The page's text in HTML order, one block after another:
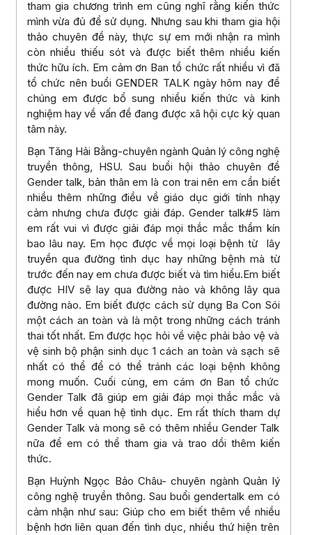
tham gia chương trình em cũng nghĩ rằng kiến thức
mình vừa đủ để sử dụng. Nhưng sau khi tham gia hội
thảo chuyên đề này, thực sự em mới nhận ra mình
còn nhiều thiếu sót và được biết thêm nhiều kiến
thức hữu ích. Em cảm ơn Ban tổ chức rất nhiều vì đã
tổ chức nên buổi GENDER TALK ngày hôm nay để
chúng em được bổ sung nhiều kiến thức và kinh
nghiệm hay về vấn đề đang được xã hội cực kỳ quan
tâm này.
Bạn Tăng Hải Bằng-chuyên ngành Quản lý công nghệ
truyền thông, HSU. Sau buổi hội thảo chuyên đề
Gender talk, bản thân em là con trai nên em cần biết
nhiều thêm những điều về giáo dục giới tính nhạy
cảm nhưng chưa được giải đáp. Gender talk#5 làm
em rất vui vì được giải đáp mọi thắc mắc thầm kín
bao lâu nay. Em học được về mọi loại bệnh từ lây
truyền qua đường tình dục hay những bệnh mà từ
trước đến nay em chưa được biết và tìm hiểu.Em biết
được HIV sẽ lay qua đường nào và không lây qua
đường nào. Em biết được cách sử dụng Ba Con Sói
một cách an toàn và là một trong những cách tránh
thai tốt nhất. Em được học hỏi về việc phải bảo vệ và
vệ sinh bộ phận sinh dục 1 cách an toàn và sạch sẽ
nhất có thể để có thể tránh các loại bệnh không
mong muốn. Cuối cùng, em cám ơn Ban tổ chức
Gender Talk đã giúp em giải đáp mọi thắc mắc và
hiểu hơn về quan hệ tình dục. Em rất thích tham dự
Gender Talk và mong sẽ có thêm nhìều Gender Talk
nữa để em có thể tham gia và trao dồi thêm kiến
thức.
Bạn Huỳnh Ngọc Bảo Châu- chuyên ngành Quản lý
công nghệ truyền thông. Sau buổi gendertalk em có
cảm nhận như sau: Giúp cho em biết thêm về nhiều
bệnh hơn liên quan đến tình dục, nhiều thứ hiện trên